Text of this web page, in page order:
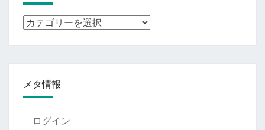
ブ
事
の
メタ情報
ログイン